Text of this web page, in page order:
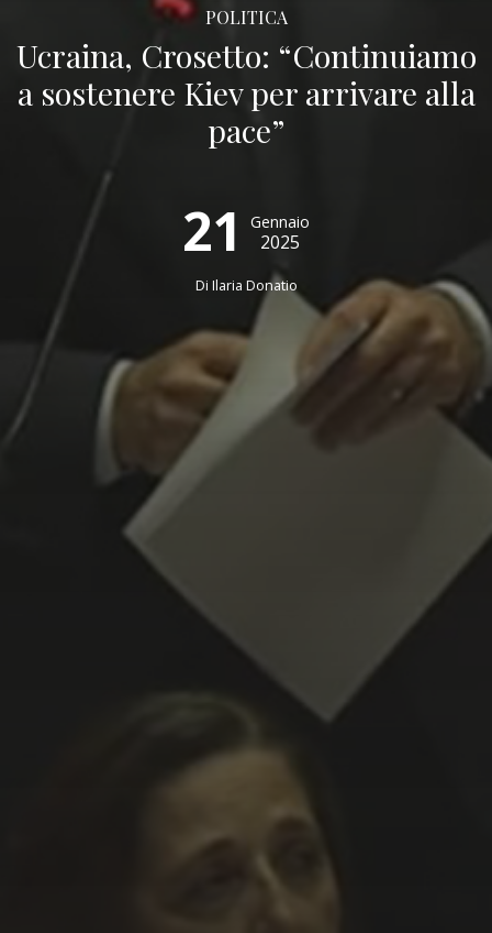
POLITICA
Ucraina, Crosetto: “Continuiamo
a sostenere Kiev per arrivare alla
pace”
21 Gennaio
2025
Di Ilaria Donatio